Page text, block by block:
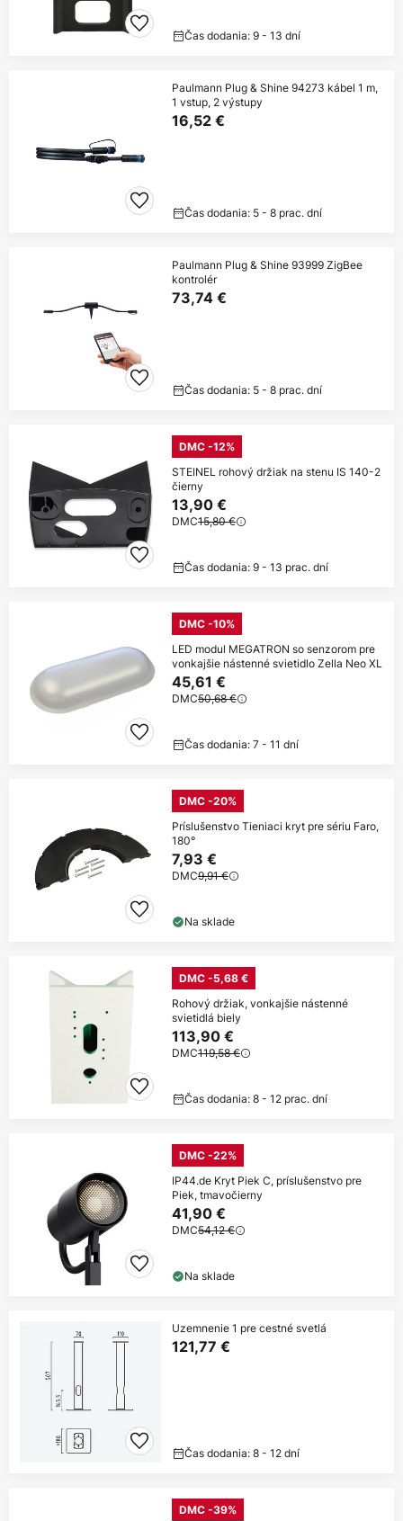
Čas dodania: 9 - 13 dní
Paulmann Plug & Shine 94273 kábel 1 m,
1 vstup, 2 výstupy
16,52 €
Čas dodania: 5 - 8 prac. dní
Paulmann Plug & Shine 93999 ZigBee
kontrolér
73,74 €
Čas dodania: 5 - 8 prac. dní
DMC -12%
STEINEL rohový držiak na stenu IS 140-2
čierny
13,90 €
DMC15,80 €
Čas dodania: 9 - 13 prac. dní
DMC -10%
LED modul MEGATRON so senzorom pre
vonkajšie nástenné svietidlo Zella Neo XL
45,61 €
DMC50,68 €
Čas dodania: 7 - 11 dní
DMC -20%
Príslušenstvo Tieniaci kryt pre sériu Faro,
180°
7,93 €
DMC9,91 €
Na sklade
DMC -5,68 €
Rohový držiak, vonkajšie nástenné
svietidlá biely
113,90 €
DMC119,58 €
Čas dodania: 8 - 12 prac. dní
DMC -22%
IP44.de Kryt Piek C, príslušenstvo pre
Piek, tmavočierny
41,90 €
DMC54,12 €
Na sklade
Uzemnenie 1 pre cestné svetlá
121,77 €
Čas dodania: 8 - 12 dní
DMC -39%